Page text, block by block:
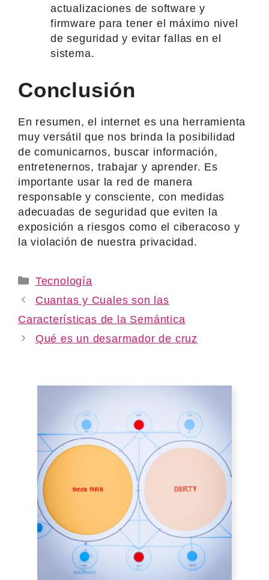
actualizaciones de software y
firmware para tener el máximo nivel
de seguridad y evitar fallas en el
sistema.
Conclusión
En resumen, el internet es una herramienta
muy versátil que nos brinda la posibilidad
de comunicarnos, buscar información,
entretenernos, trabajar y aprender. Es
importante usar la red de manera
responsable y consciente, con medidas
adecuadas de seguridad que eviten la
exposición a riesgos como el ciberacoso y
la violación de nuestra privacidad.
Categories
Tecnología
Cuantas y Cuales son las
Características de la Semántica
Qué es un desarmador de cruz